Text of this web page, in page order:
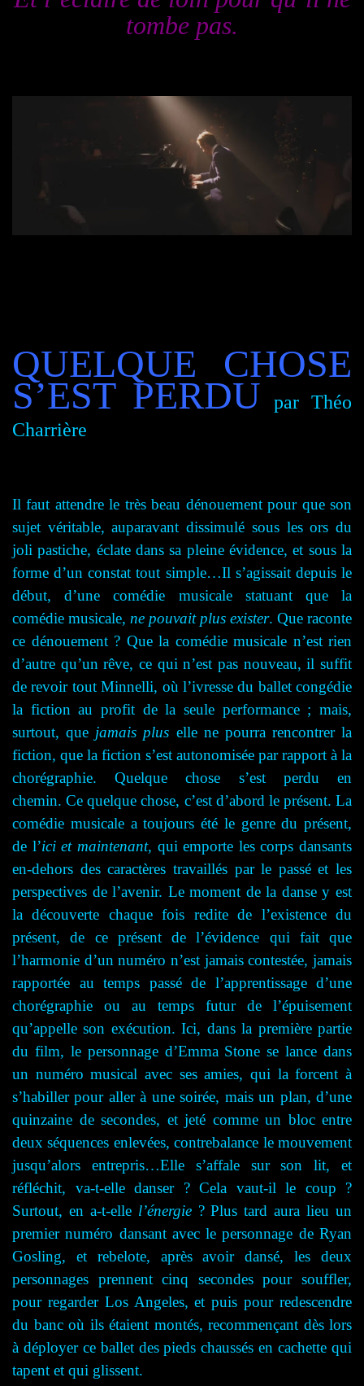
tombe pas.
QUELQUE CHOSE
S’EST PERDU
par Théo
Charrière
Il faut attendre le très beau dénouement pour que son
sujet véritable, auparavant dissimulé sous les ors du
joli pastiche, éclate dans sa pleine évidence, et sous la
forme d’un constat tout simple…Il s’agissait depuis le
début, d’une comédie musicale statuant que la
comédie musicale, ne pouvait plus exister. Que raconte
ce dénouement ? Que la comédie musicale n’est rien
d’autre qu’un rêve, ce qui n’est pas nouveau, il suffit
de revoir tout Minnelli, où l’ivresse du ballet congédie
la fiction au profit de la seule performance ; mais,
surtout, que jamais plus elle ne pourra rencontrer la
fiction, que la fiction s’est autonomisée par rapport à la
chorégraphie. Quelque chose s’est perdu en
chemin.Ce quelque chose, c’est d’abord le présent. La
comédie musicale a toujours été le genre du présent,
de l’ici et maintenant, qui emporte les corps dansants
en-dehors des caractères travaillés par le passé et les
perspectives de l’avenir. Le moment de la danse y est
la découverte chaque fois redite de l’existence du
présent, de ce présent de l’évidence qui fait que
l’harmonie d’un numéro n’est jamais contestée, jamais
rapportée au temps passé de l’apprentissage d’une
chorégraphie ou au temps futur de l’épuisement
qu’appelle son exécution. Ici, dans la première partie
du film, le personnage d’Emma Stone se lance dans
un numéro musical avec ses amies, qui la forcent à
s’habiller pour aller à une soirée, mais un plan, d’une
quinzaine de secondes, et jeté comme un bloc entre
deux séquences enlevées, contrebalance le mouvement
jusqu’alors entrepris…Elle s’affale sur son lit, et
réfléchit, va-t-elle danser ? Cela vaut-il le coup ?
Surtout, en a-t-elle l’énergie? Plus tard aura lieu un
premier numéro dansant avec le personnage de Ryan
Gosling, et rebelote, après avoir dansé, les deux
personnages prennent cinq secondes pour souffler,
pour regarder Los Angeles, et puis pour redescendre
du banc où ils étaient montés, recommençant dès lors
à déployer ce ballet des pieds chaussés en cachette qui
tapent et qui glissent.